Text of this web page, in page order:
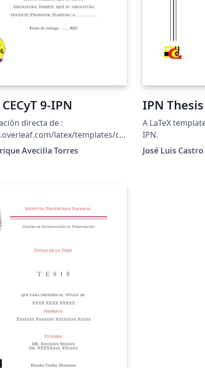
9-IPN
directa de :
latex/templates/cic
adaptada para la
del plantel CECyT 9.
Avecilla Torres
IPN
A LaTeX
IPN.
José Luis